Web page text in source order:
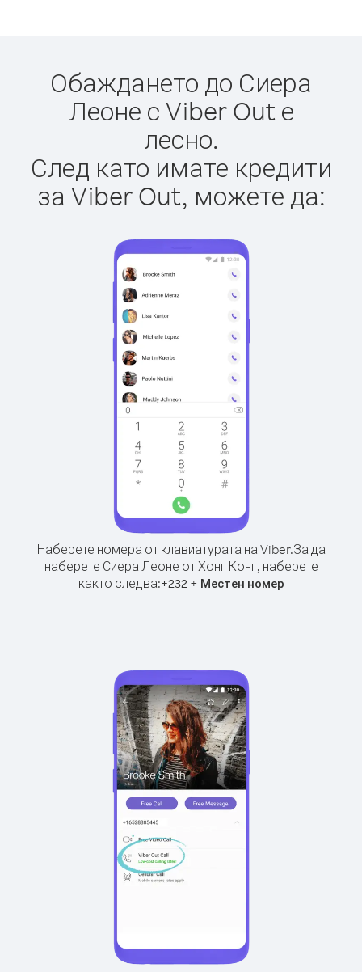
Обаждането до Сиера
Леоне с Viber Out е
лесно.
След като имате кредити
за Viber Out, можете да:
Наберете номера от клавиатурата на Viber.За да
наберете Сиера Леоне от Хонг Конг, наберете
както следва:+232+ Местен номер